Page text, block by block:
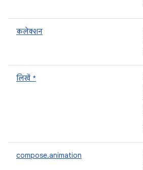
कलेक्शन
लिखें *
compose.animation